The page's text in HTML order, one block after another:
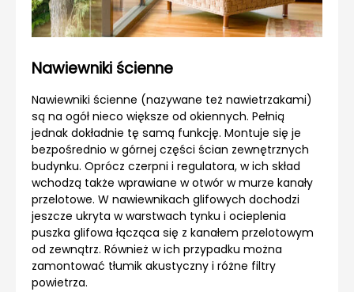
Nawiewniki ścienne
Nawiewniki ścienne (nazywane też nawietrzakami)
są na ogół nieco większe od okiennych. Pełnią
jednak dokładnie tę samą funkcję. Montuje się je
bezpośrednio w górnej części ścian zewnętrznych
budynku. Oprócz czerpni i regulatora, w ich skład
wchodzą także wprawiane w otwór w murze kanały
przelotowe. W nawiewnikach glifowych dochodzi
jeszcze ukryta w warstwach tynku i ocieplenia
puszka glifowa łącząca się z kanałem przelotowym
od zewnątrz. Również w ich przypadku można
zamontować tłumik akustyczny i różne filtry
powietrza.